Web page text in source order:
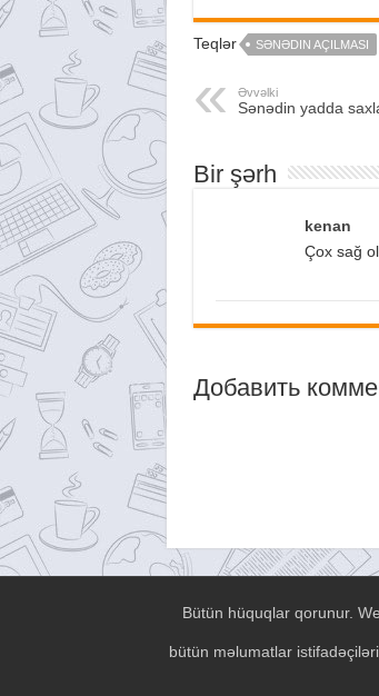
Teqlər SƏNƏDIN AÇILMASI
Əvvəlki
Sənədin yadda
Bir şərh
kenan
Çox sağ
Добавить
Bütün hüquqlar qorunur.
bütün məlumatlar